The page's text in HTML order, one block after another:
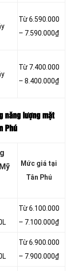
Từ 6.590.000
– 7.590.000₫
Từ 7.400.000
– 8.400.000₫
năng lượng mặt
Phú
Mức giá tại
Tân Phú
Từ 6.100.000
– 7.100.000₫
Từ 6.900.000
– 7.900.000₫